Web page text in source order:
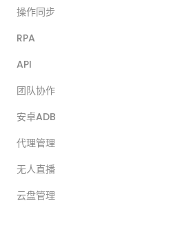
操作同步
RPA
API
团队协作
安卓ADB
代理管理
无人直播
云盘管理